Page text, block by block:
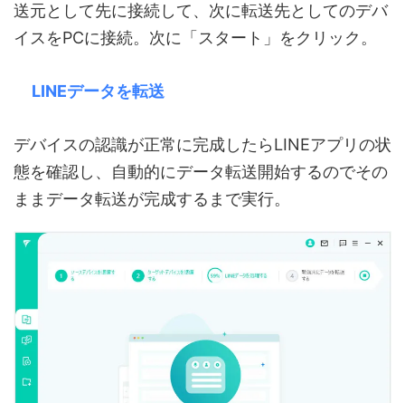
送元として先に接続して、次に転送先としてのデバ
イスをPCに接続。次に「スタート」をクリック。
LINEデータを転送
デバイスの認識が正常に完成したらLINEアプリの状
態を確認し、自動的にデータ転送開始するのでその
ままデータ転送が完成するまで実行。